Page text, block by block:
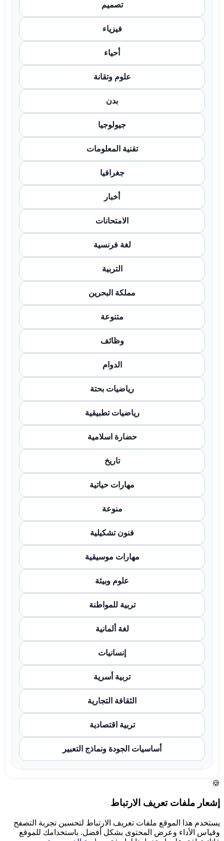
تصميم
فيزياء
أحياء
علوم وتقانة
بدن
جيولوجيا
تقنية المعلومات
جغرافيا
أخبار
الامتحانات
لغة فرنسية
التربية
مملكة البحرين
متنوعة
وظائف
الدوام
رياضيات بحتة
رياضيات تطبيقية
حضارة اسلامية
تاريخ
مهارات حياتية
منوعة
فنون تشكيلية
مهارات موسيقية
علوم وبيئة
تربية للمواطنة
لغة ألمانية
إنسانيات
تربية أسرية
الثقافة التجارية
تربية اقتصادية
أساسيات الجودة ونماذج التعبير
🍪
إشعار ملفات تعريف الارتباط
يستخدم هذا الموقع ملفات تعريف الارتباط لتحسين تجربة التصفح
وقياس الأداء وعرض المحتوى بشكل أفضل. باستخدامك للموقع